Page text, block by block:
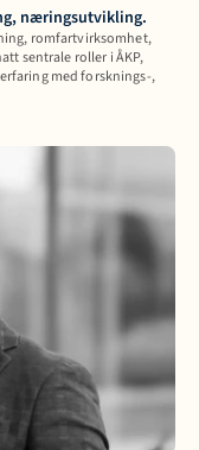
næringsutvikling.
romfartvirksomhet,
sentrale roller i ÅKP,
med forsknings-,